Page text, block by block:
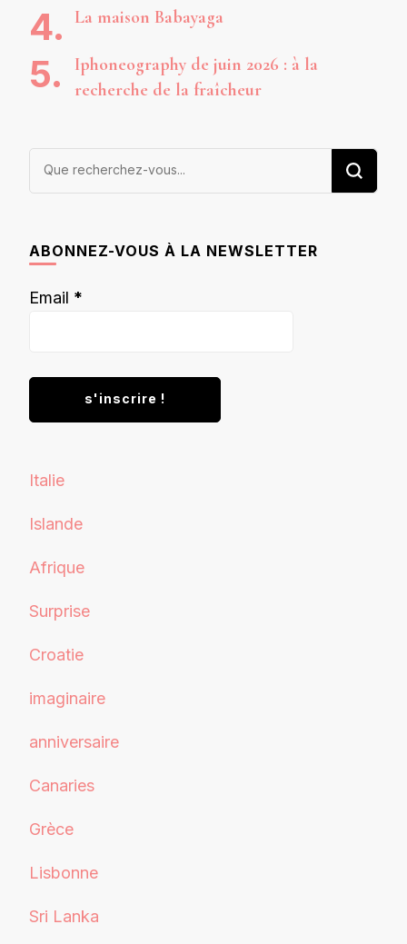
La maison Babayaga
Iphoneography de juin 2026 : à la
recherche de la fraîcheur
Vous
ABONNEZ-VOUS À LA NEWSLETTER
Email *
Italie
Islande
Afrique
Surprise
Croatie
imaginaire
anniversaire
Canaries
Grèce
Lisbonne
Sri Lanka